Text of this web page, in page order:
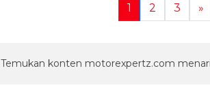
1 2 3 »
Temukan konten motorexpertz.com